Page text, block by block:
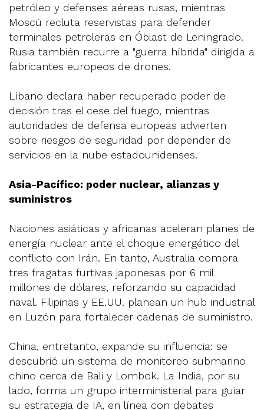
petróleo y defenses aéreas rusas, mientras
Moscú recluta reservistas para defender
terminales petroleras en Óblast de Leningrado.
Rusia también recurre a "guerra híbrida" dirigida a
fabricantes europeos de drones.
Líbano declara haber recuperado poder de
decisión tras el cese del fuego, mientras
autoridades de defensa europeas advierten
sobre riesgos de seguridad por depender de
servicios en la nube estadounidenses.
Asia-Pacífico: poder nuclear, alianzas y
suministros
Naciones asiáticas y africanas aceleran planes de
energía nuclear ante el choque energético del
conflicto con Irán. En tanto, Australia compra
tres fragatas furtivas japonesas por 6 mil
millones de dólares, reforzando su capacidad
naval. Filipinas y EE.UU. planean un hub industrial
en Luzón para fortalecer cadenas de suministro.
China, entretanto, expande su influencia: se
descubrió un sistema de monitoreo submarino
chino cerca de Bali y Lombok. La India, por su
lado, forma un grupo interministerial para guiar
su estrategia de IA, en línea con debates